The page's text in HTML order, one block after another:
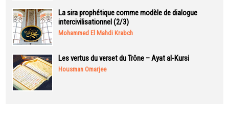
La sira prophétique comme modèle de dialogue
intercivilisationnel (2/3)
Mohammed El Mahdi Krabch
Les vertus du verset du Trône – Ayat al-Kursi
Housman Omarjee